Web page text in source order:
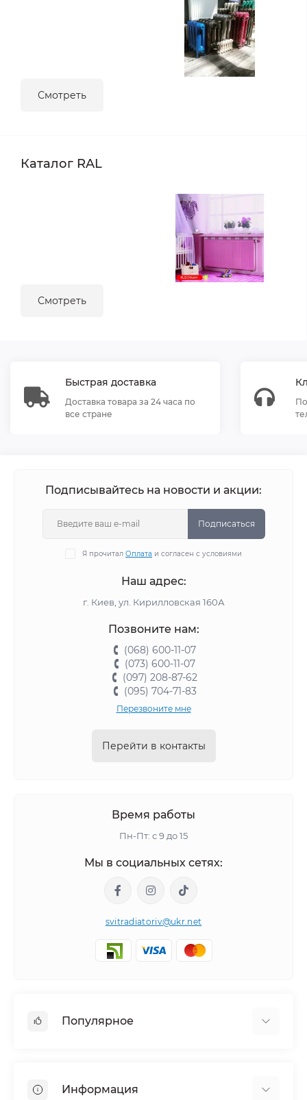
Смотреть
Каталог RAL
Смотреть
Быстрая доставка
Доставка товара за 24 часа по
все стране
Подписывайтесь на новости и акции:
Подписаться
Я прочитал Оплата и согласен с условиями
Наш адрес:
г. Киев, ул. Кирилловская 160А
Позвоните нам:
(068) 600-11-07
(073) 600-11-07
(097) 208-87-62
(095) 704-71-83
Перезвоните мне
Перейти в контакты
Время работы
Пн-Пт: с 9 до 15
Мы в социальных сетях:
svitradiatoriv@ukr.net
Популярное
Угловой
Информация